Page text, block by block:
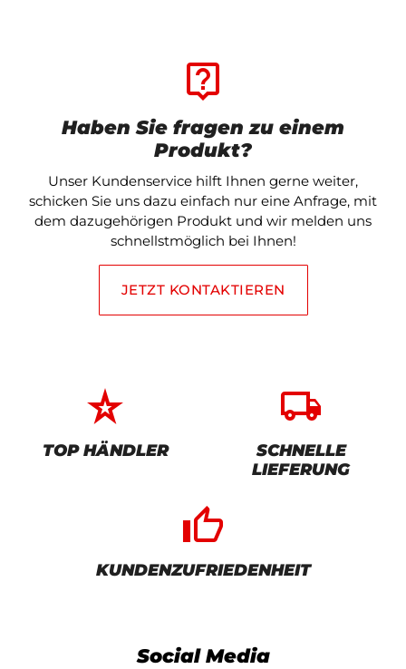
live_help
Haben Sie fragen zu einem
Produkt?
Unser Kundenservice hilft Ihnen gerne weiter,
schicken Sie uns dazu einfach nur eine Anfrage, mit
dem dazugehörigen Produkt und wir melden uns
schnellstmöglich bei Ihnen!
JETZT KONTAKTIEREN
star_rate
TOP HÄNDLER
local_shipping
SCHNELLE
LIEFERUNG
thumb_up_alt
KUNDENZUFRIEDENHEIT
Social Media